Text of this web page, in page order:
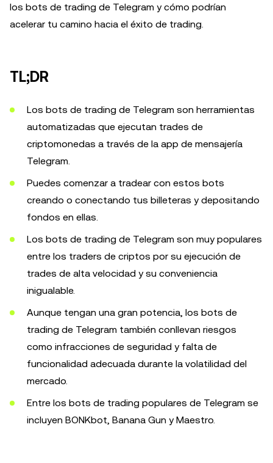
los bots de trading de Telegram y cómo podrían
acelerar tu camino hacia el éxito de trading.
TL;DR
Los bots de trading de Telegram son herramientas
automatizadas que ejecutan trades de
criptomonedas a través de la app de mensajería
Telegram.
Puedes comenzar a tradear con estos bots
creando o conectando tus billeteras y depositando
fondos en ellas.
Los bots de trading de Telegram son muy populares
entre los traders de criptos por su ejecución de
trades de alta velocidad y su conveniencia
inigualable.
Aunque tengan una gran potencia, los bots de
trading de Telegram también conllevan riesgos
como infracciones de seguridad y falta de
funcionalidad adecuada durante la volatilidad del
mercado.
Entre los bots de trading populares de Telegram se
incluyen BONKbot, Banana Gun y Maestro.